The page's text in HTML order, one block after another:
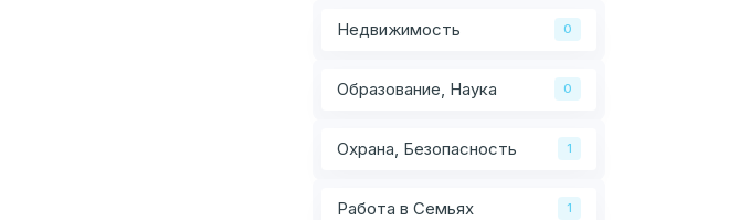
Недвижимость 0
Образование, Наука 0
Охрана, Безопасность 1
Работа в Семьях 1